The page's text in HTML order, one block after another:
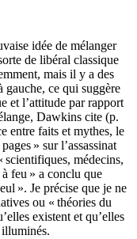
idée de mélanger
de libéral classique
mais il y a des
gauche, ce qui suggère
et l’attitude par rapport
Dawkins cite (p.
entre faits et mythes, le
» sur l’assassinat
médecins,
feu » a conclu que
». Je précise que je ne
ou « théories du
existent et qu’elles
illuminés.